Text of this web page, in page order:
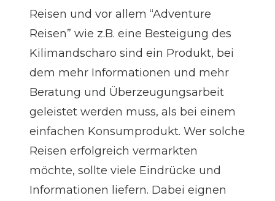
Reisen und vor allem “Adventure
Reisen” wie z.B. eine Besteigung des
Kilimandscharo sind ein Produkt, bei
dem mehr Informationen und mehr
Beratung und Überzeugungsarbeit
geleistet werden muss, als bei einem
einfachen Konsumprodukt. Wer solche
Reisen erfolgreich vermarkten
möchte, sollte viele Eindrücke und
Informationen liefern. Dabei eignen